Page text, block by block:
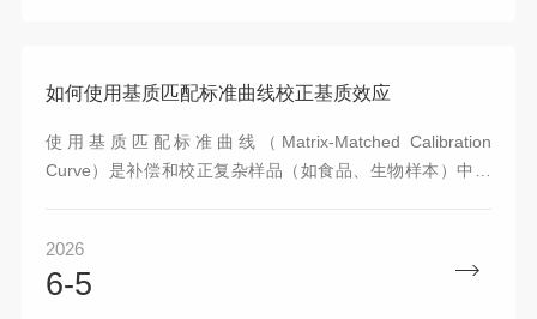
如何使用基质匹配标准曲线校正基质效应
使用基质匹配标准曲线（Matrix-Matched Calibration
Curve）是补偿和校正复杂样品（如食品、生物样本）中基
同的基质环境中，从而抵消离子抑制或增强效应。
2026
6-5